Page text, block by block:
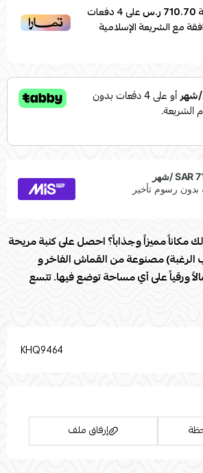
710.70 ر.س على4دفعات
مع الشريعة الإسلامية
مكاناً مميزاً وجذاباً؟ احصل على كنبة مريحة
الرغبة) مصنوعة من القماش الفاخر و
ورقياً على أي مساحة توضع فيها. تتسع
راحة، مما يجعلها الخيار المثالي للمنازل
والعائلة. تتميز الكنبة بتصميمها العصري
واحصل على جو من الراحة والأناقة في
KHQ9464
إرفاق ملف